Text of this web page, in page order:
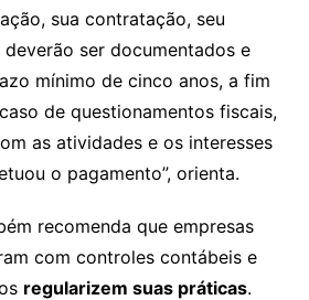
sua contratação, seu
ser documentados e
mínimo de cinco anos, a fim
de questionamentos fiscais,
as atividades e os interesses
o pagamento”, orienta.
recomenda que empresas
com controles contábeis e
regularizem suas práticas.